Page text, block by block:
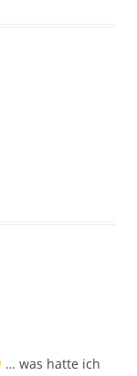
… was hatte ich